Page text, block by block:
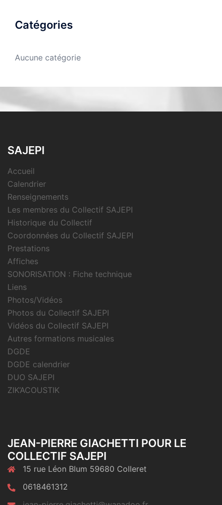
Catégories
Aucune catégorie
SAJEPI
Accueil
Calendrier
Renseignements
Les membres du Collectif SAJEPI
Historique du Collectif
Coordonnées du Collectif SAJEPI
Prestations
Affiches
SONORISATION : Fiche technique
Liens
Photos/Vidéos
Photos du Collectif SAJEPI
Vidéos du Collectif SAJEPI
Autres formations musicales
DGDE
DGDE calendrier
DUO SAJEPI
ZIK’ACOUSTIK
JEAN-PIERRE GIACHETTI POUR LE
COLLECTIF SAJEPI
15 rue Léon Blum 59680 Colleret
0618461312